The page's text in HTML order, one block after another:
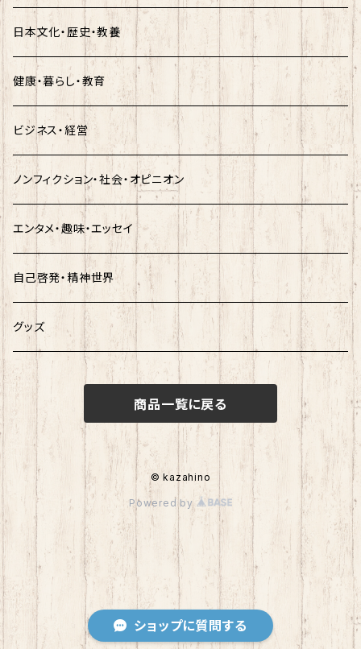
ショップに質問する
日本文化・歴史・教養
健康・暮らし・教育
ビジネス・経営
ノンフィクション・社会・オピニオン
エンタメ・趣味・エッセイ
自己啓発・精神世界
グッズ
商品一覧に戻る
© kazahino
Powered by